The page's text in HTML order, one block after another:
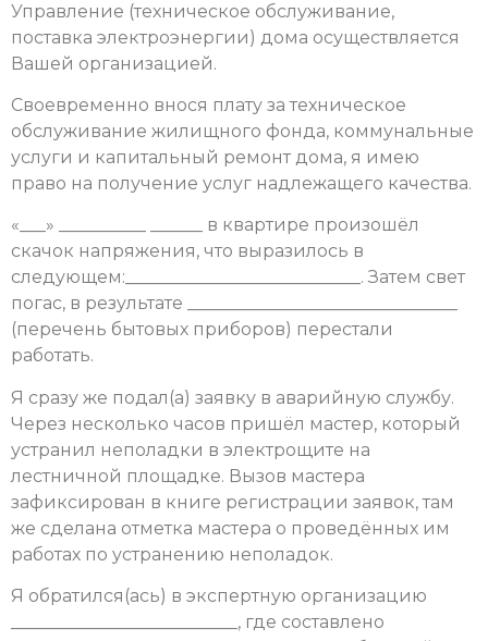
Управление (техническое обслуживание,
поставка электроэнергии) дома осуществляется
Вашей организацией.
Своевременно внося плату за техническое
обслуживание жилищного фонда, коммунальные
услуги и капитальный ремонт дома, я имею
право на получение услуг надлежащего качества.
«___» __________ ______ в квартире произошёл
скачок напряжения, что выразилось в
следующем:___________________________. Затем свет
погас, в результате _______________________________
(перечень бытовых приборов) перестали
работать.
Я сразу же подал(а) заявку в аварийную службу.
Через несколько часов пришёл мастер, который
устранил неполадки в электрощите на
лестничной площадке. Вызов мастера
зафиксирован в книге регистрации заявок, там
же сделана отметка мастера о проведённых им
работах по устранению неполадок.
Я обратился(ась) в экспертную организацию
__________________________, где составлено